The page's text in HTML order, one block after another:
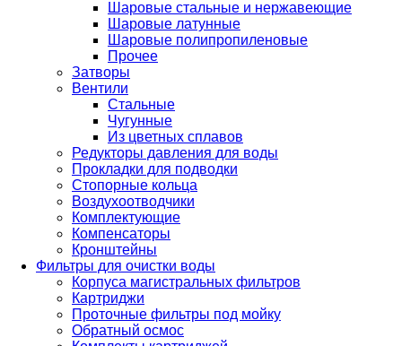
Шаровые стальные и нержавеющие
Шаровые латунные
Шаровые полипропиленовые
Прочее
Затворы
Вентили
Стальные
Чугунные
Из цветных сплавов
Редукторы давления для воды
Прокладки для подводки
Стопорные кольца
Воздухоотводчики
Комплектующие
Компенсаторы
Кронштейны
Фильтры для очистки воды
Корпуса магистральных фильтров
Картриджи
Проточные фильтры под мойку
Обратный осмос